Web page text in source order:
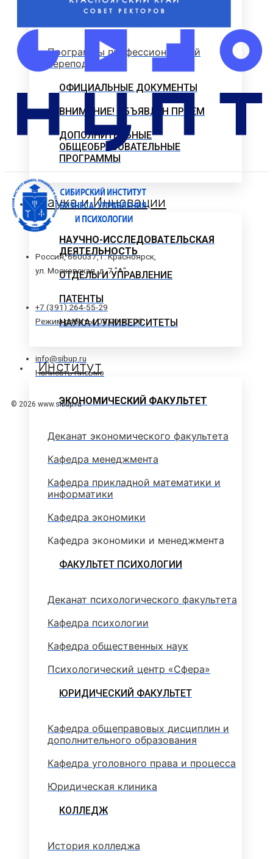
ПРОФЕССИОНАЛЬНОГО
ОБРАЗОВАНИЯ
Программы профессиональной
переподготовки
ОФИЦИАЛЬНЫЕ ДОКУМЕНТЫ
ВНИМАНИЕ! ОБЪЯВЛЕН ПРИЕМ
ДОПОЛНИТЕЛЬНЫЕ
ОБЩЕОБРАЗОВАТЕЛЬНЫЕ
ПРОГРАММЫ
Наука и Инновации
НАУЧНО-ИССЛЕДОВАТЕЛЬСКАЯ
ДЕЯТЕЛЬНОСТЬ
ОТДЕЛЫ И УПРАВЛЕНИЕ
ПАТЕНТЫ
НАУКА И УНИВЕРСИТЕТЫ
Институт
ЭКОНОМИЧЕСКИЙ ФАКУЛЬТЕТ
Деканат экономического факультета
Кафедра менеджмента
Кафедра прикладной математики и
информатики
Кафедра экономики
Кафедра экономики и менеджмента
ФАКУЛЬТЕТ ПСИХОЛОГИИ
Деканат психологического факультета
Кафедра психологии
Кафедра общественных наук
Психологический центр «Сфера»
ЮРИДИЧЕСКИЙ ФАКУЛЬТЕТ
Кафедра общеправовых дисциплин и
дополнительного образования
Кафедра уголовного права и процесса
Юридическая клиника
КОЛЛЕДЖ
История колледжа
Россия, 660037, г. Красноярск,
ул. Московская, д. 7 "А"
+7 (391) 264-55-29
Режим работы: 08.00-17.00
info@sibup.ru
Написать письмо
© 2026 www.sibup.ru